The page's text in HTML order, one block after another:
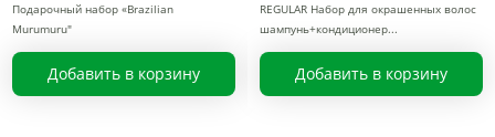
Подарочный набор «Brazilian
Murumuru"
Добавить в корзину
REGULAR Набор для окрашенных волос
шампунь+кондиционер
Добавить в корзину